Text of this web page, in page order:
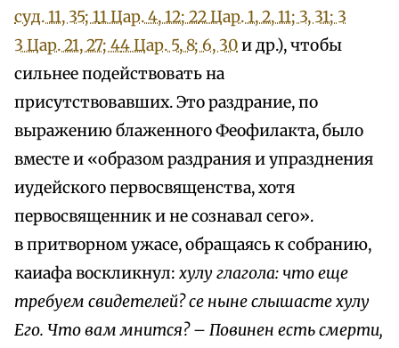
суд. 11, 35; 11 Цар. 4, 12; 22 Цар. 1, 2, 11; 3, 31; 3
3 Цар. 21, 27; 44 Цар. 5, 8; 6, 30и др.), чтобы
сильнее подействовать на
присутствовавших. Это раздрание, по
выражению блаженного Феофилакта, было
вместе и «образом раздрания и упразднения
иудейского первосвященства, хотя
первосвященник и не сознавал сего».
в притворном ужасе, обращаясь к собранию,
каиафа воскликнул: хулу глагола: что еще
требуем свидетелей? се ныне слышасте хулу
Его. Что вам мнится?– Повинен есть смерти,